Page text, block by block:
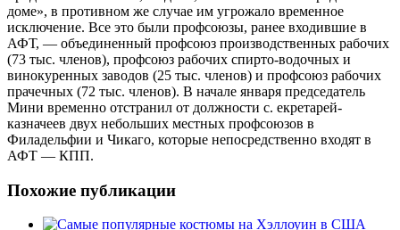
доме», в противном же случае им угрожало временное
исключение. Все это были профсоюзы, ранее входившие в
АФТ, — объединенный профсоюз производственных рабочих
(73 тыс. членов), профсоюз рабочих спирто-водочных и
винокуренных заводов (25 тыс. членов) и профсоюз рабочих
прачечных (72 тыс. членов). В начале января председатель
Мини временно отстранил от должности с. екретарей-
казначеев двух небольших местных профсоюзов в
Филадельфии и Чикаго, которые непосредственно входят в
АФТ — КПП.
Похожие публикации